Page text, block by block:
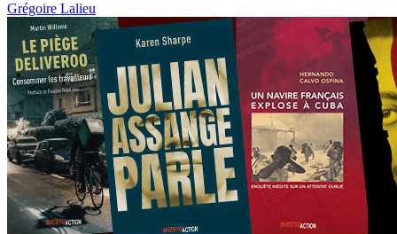
Grégoire Lalieu